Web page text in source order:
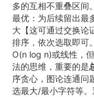
多的互相不重叠区间
最优：为后续留出最
大【这可通过交换论
排序，依次选取即可
O(n log n)或线性，但
法的思维，重要的是
序贪心，图论连通问
选最大/最小字符等